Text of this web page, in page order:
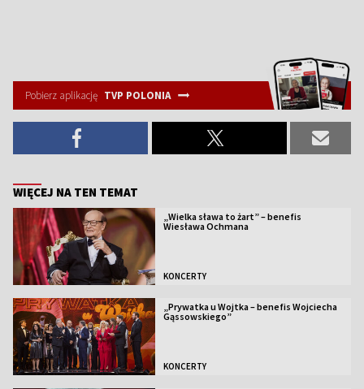
Pobierz aplikację TVP POLONIA
WIĘCEJ NA TEN TEMAT
„Wielka sława to żart” – benefis
Wiesława Ochmana
KONCERTY
„Prywatka u Wojtka – benefis Wojciecha
Gąssowskiego”
KONCERTY